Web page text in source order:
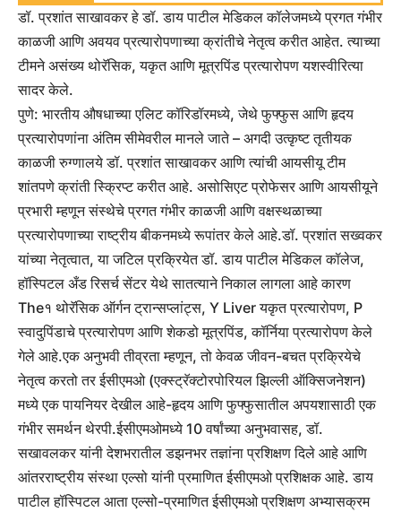
डॉ. प्रशांत साखावकर हे डॉ. डाय पाटील मेडिकल कॉलेजमध्ये प्रगत गंभीर
काळजी आणि अवयव प्रत्यारोपणाच्या क्रांतीचे नेतृत्व करीत आहेत. त्याच्या
टीमने असंख्य थोरॅसिक, यकृत आणि मूत्रपिंड प्रत्यारोपण यशस्वीरित्या
सादर केले.
पुणे: भारतीय औषधाच्या एलिट कॉरिडॉरमध्ये, जेथे फुफ्फुस आणि हृदय
प्रत्यारोपणांना अंतिम सीमेवरील मानले जाते – अगदी उत्कृष्ट तृतीयक
काळजी रुग्णालये डॉ. प्रशांत साखावकर आणि त्यांची आयसीयू टीम
शांतपणे क्रांती स्क्रिप्ट करीत आहे. असोसिएट प्रोफेसर आणि आयसीयूने
प्रभारी म्हणून संस्थेचे प्रगत गंभीर काळजी आणि वक्षस्थळाच्या
प्रत्यारोपणाच्या राष्ट्रीय बीकनमध्ये रूपांतर केले आहे.डॉ. प्रशांत सख्वकर
यांच्या नेतृत्वात, या जटिल प्रक्रियेत डॉ. डाय पाटील मेडिकल कॉलेज,
हॉस्पिटल अँड रिसर्च सेंटर येथे सातत्याने निकाल लागला आहे कारण
The१ थोरॅसिक ऑर्गन ट्रान्सप्लांट्स, Y Liver यकृत प्रत्यारोपण, P
स्वादुपिंडाचे प्रत्यारोपण आणि शेकडो मूत्रपिंड, कॉर्निया प्रत्यारोपण केले
गेले आहे.एक अनुभवी तीव्रता म्हणून, तो केवळ जीवन-बचत प्रक्रियेचे
नेतृत्व करतो तर ईसीएमओ (एक्स्ट्रॅक्टोरपोरियल झिल्ली ऑक्सिजनेशन)
मध्ये एक पायनियर देखील आहे-हृदय आणि फुफ्फुसातील अपयशासाठी एक
गंभीर समर्थन थेरपी.ईसीएमओमध्ये 10 वर्षांच्या अनुभवासह, डॉ.
सखावलकर यांनी देशभरातील डझनभर तज्ञांना प्रशिक्षण दिले आहे आणि
आंतरराष्ट्रीय संस्था एल्सो यांनी प्रमाणित ईसीएमओ प्रशिक्षक आहे. डाय
पाटील हॉस्पिटल आता एल्सो-प्रमाणित ईसीएमओ प्रशिक्षण अभ्यासक्रम